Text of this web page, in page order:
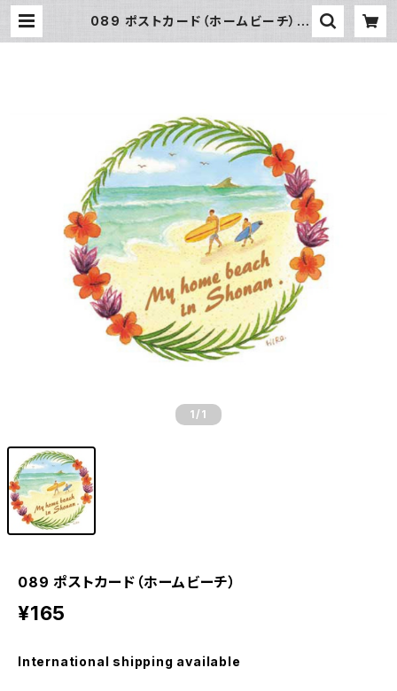
089 ポストカード（ホームビーチ） |
1 /1
089 ポストカード（ホームビーチ）
¥165
International shipping available